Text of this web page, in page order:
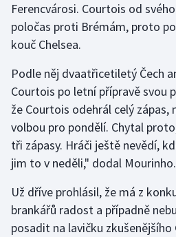
Jezdectví
Judo
Krasobruslení
Lezení
Lyže a snowboard
Motorsport
Ferencvárosi. Courtois od
poločas proti Brémám, proto
kouč Chelsea.
Podle něj dvaatřicetiletý Čech
Courtois po letní přípravě svou
že Courtois odehrál celý zápas,
volbou pro pondělí. Chytal
tři zápasy. Hráči ještě nevědí,
jim to v neděli," dodal Mourinho.
Už dříve prohlásil, že má z
brankářů radost a případně
posadit na lavičku zkušenějšího